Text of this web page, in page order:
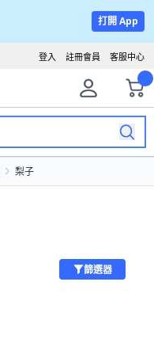
打開 App
客服中心
註冊會員
登入
梨子
篩選器